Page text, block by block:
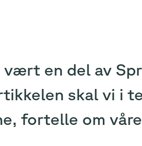
vært en del av
skal vi i
fortelle om